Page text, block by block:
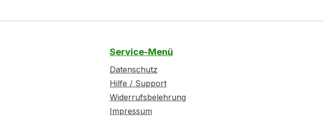
Service-Menü
Datenschutz
Hilfe / Support
Widerrufsbelehrung
Impressum